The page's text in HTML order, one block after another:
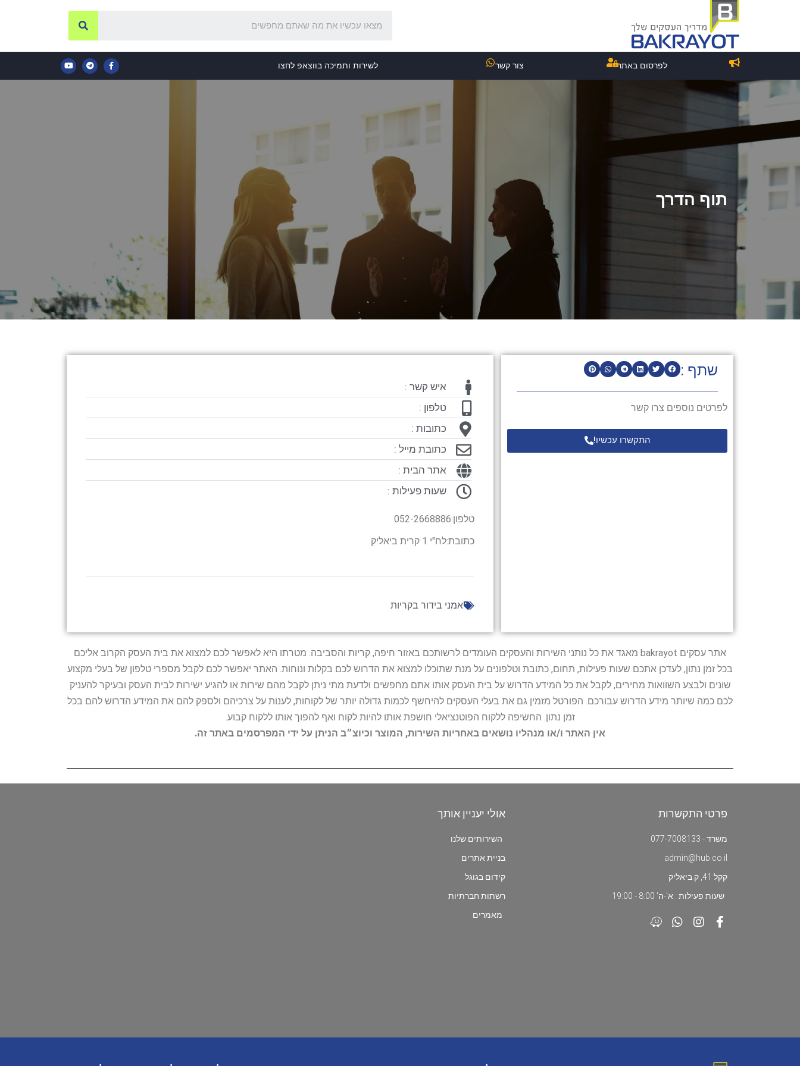
לפרסום באתר צור קשר לשירות ותמיכה בווצאפ לחצו
תוף הדרך
שתף :
לפרטים נוספים צרו קשר
התקשרו עכשיו!
איש קשר :
טלפון :
כתובות :
כתובת מייל :
אתר הבית :
שעות פעילות :
טלפון:052-2668886
כתובת:לח"י 1 קרית ביאליק
אמני בידור בקריות
אתר עסקים bakrayot מאגד את כל נותני השירות והעסקים העומדים לרשותכם באזור חיפה, קריות והסביבה. מטרתו היא לאפשר לכם למצוא את בית העסק הקרוב אליכם
בכל זמן נתון, לעדכן אתכם שעות פעילות, תחום, כתובת וטלפונים על מנת שתוכלו למצוא את הדרוש לכם בקלות ונוחות. האתר יאפשר לכם לקבל מספרי טלפון של בעלי מקצוע
שונים ולבצע השוואות מחירים, לקבל את כל המידע הדרוש על בית העסק אותו אתם מחפשים ולדעת מתי ניתן לקבל מהם שירות או להגיע ישירות לבית העסק ובעיקר להעניק
לכם כמה שיותר מידע הדרוש עבורכם. הפורטל מזמין גם את בעלי העסקים להיחשף לכמות גדולה יותר של לקוחות, לענות על צרכיהם ולספק להם את המידע הדרוש להם בכל
זמן נתון. החשיפה ללקוח הפוטנציאלי חושפת אותו להיות לקוח ואף להפוך אותו ללקוח קבוע.
אין האתר ו/או מנהליו נושאים באחריות השירות, המוצר וכיוצ״ב הניתן על ידי המפרסמים באתר זה.
פרטי התקשרות
משרד - 077-7008133
admin@hub.co.il
קקל 41, ק.ביאליק
שעות פעילות : א'-ה' 8:00 - 19:00
אולי יעניין אותך
השירותים שלנו
בניית אתרים
קידום בגוגל
רשתות חברתיות
מאמרים